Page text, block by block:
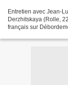
Entretien avec Jean-
Derzhitskaya (Rolle,
français sur